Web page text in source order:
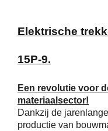
Elektrische
15P-9.
Een revolutie voor
materiaalsector!
Dankzij de
productie van